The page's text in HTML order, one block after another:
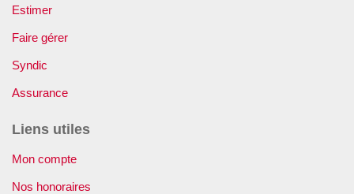
Estimer
Faire gérer
Syndic
Assurance
Liens utiles
Mon compte
Nos honoraires